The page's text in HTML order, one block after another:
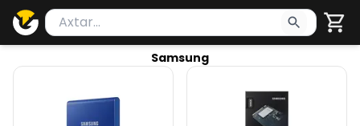
Məhsul axtar
Axtarış üçün ən azı 2 simvol yazın. Göndərmək
Samsung